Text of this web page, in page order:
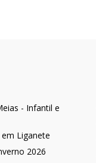
- Infantil e
em Liganete
2026